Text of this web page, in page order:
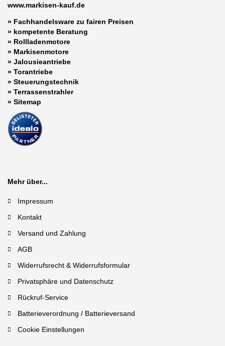
www.markisen-kauf.de
» Fachhandelsware zu fairen Preisen
» kompetente Beratung
» Rollladenmotore
» Markisenmotore
» Jalousieantriebe
» Torantriebe
» Steuerungstechnik
» Terrassenstrahler
» Sitemap
Mehr über...
Impressum
Kontakt
Versand und Zahlung
AGB
Widerrufsrecht & Widerrufsformular
Privatsphäre und Datenschutz
Rückruf-Service
Batterieverordnung / Batterieversand
Cookie Einstellungen